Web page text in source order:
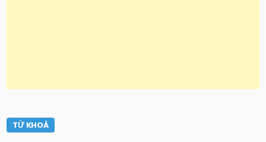
TỪ KHOÁ